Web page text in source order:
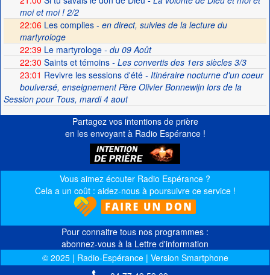
moi et moi ! 2/2
22:06 Les complies - en direct, suivies de la lecture du
martyrologe
22:39Le martyrologe- du 09 Août
22:30 Saints et témoins- Les convertis des 1ers siècles 3/3
23:01 Revivre les sessions d'été- Itinéraire nocturne d'un coeur
boulversé, enseignement Père Olivier Bonnewijn lors de la
Session pour Tous, mardi 4 aout
Partagez vos intentions de prière
en les envoyant à Radio Espérance !
Vous aimez écouter Radio Espérance ?
Cela a un coût : aidez-nous à poursuivre ce service !
Pour connaitre tous nos programmes :
abonnez-vous à la Lettre d'information
© 2025 | Radio-Espérance | Version Smartphone